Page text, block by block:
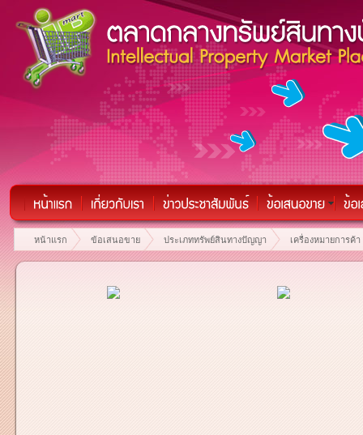
หน้าแรก ข้อเสนอขาย ประเภททรัพย์สินทางปัญญา เครื่องหมายการค้า